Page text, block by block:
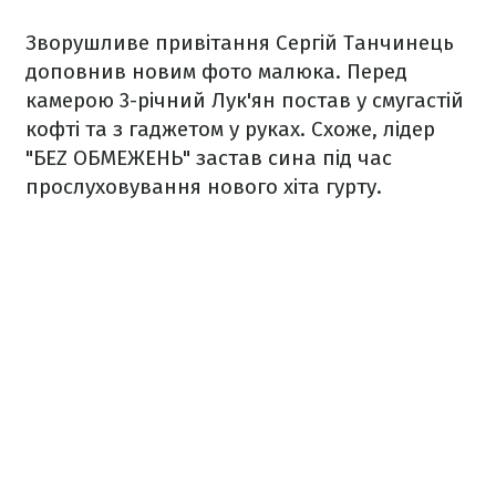
Зворушливе привітання Сергій Танчинець
доповнив новим фото малюка. Перед
камерою 3-річний Лук'ян постав у смугастій
кофті та з гаджетом у руках. Схоже, лідер
"БЕZ ОБМЕЖЕНЬ" застав сина під час
прослуховування нового хіта гурту.